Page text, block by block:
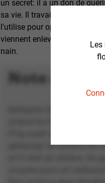
un secret: il a un don de
sa vie. Il travaille pour le
l'utilise pour opérer des
viennent enlever NZONZI et
nain.
Note du
&dhbg;Ha Ceéfvqrag ar
gbhezragf qh cbhibve dhr